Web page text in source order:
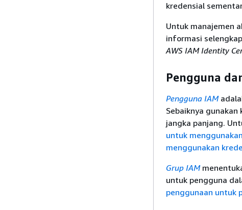
kredensial
Untuk manajemen
informasi
AWS IAM Identity
Pengguna
Pengguna IAM
Sebaiknya
jangka panjang.
untuk
menggunakan
Grup IAM
untuk pengguna
penggunaan untuk